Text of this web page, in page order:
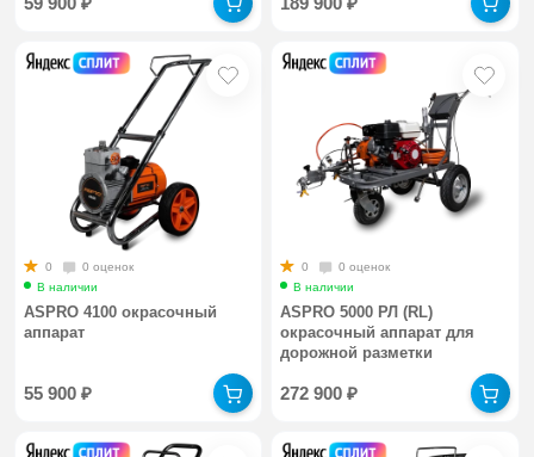
0
0 оценок
В наличии
ASPRO 4100 окрасочный
аппарат
55 900₽
0
0 оценок
В наличии
ASPRO 5000 РЛ (RL)
окрасочный аппарат для
дорожной разметки
272 900₽